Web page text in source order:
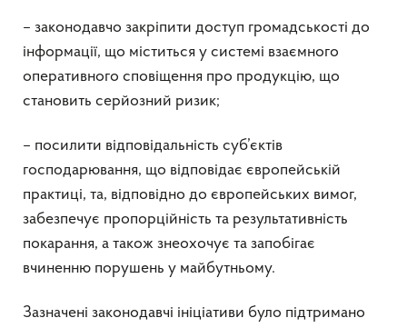
– законодавчо закріпити доступ громадськості до
інформації, що міститься у системі взаємного
оперативного сповіщення про продукцію, що
становить серйозний ризик;
– посилити відповідальність суб’єктів
господарювання, що відповідає європейській
практиці, та, відповідно до європейських вимог,
забезпечує пропорційність та результативність
покарання, а також знеохочує та запобігає
вчиненню порушень у майбутньому.
Зазначені законодавчі ініціативи було підтримано